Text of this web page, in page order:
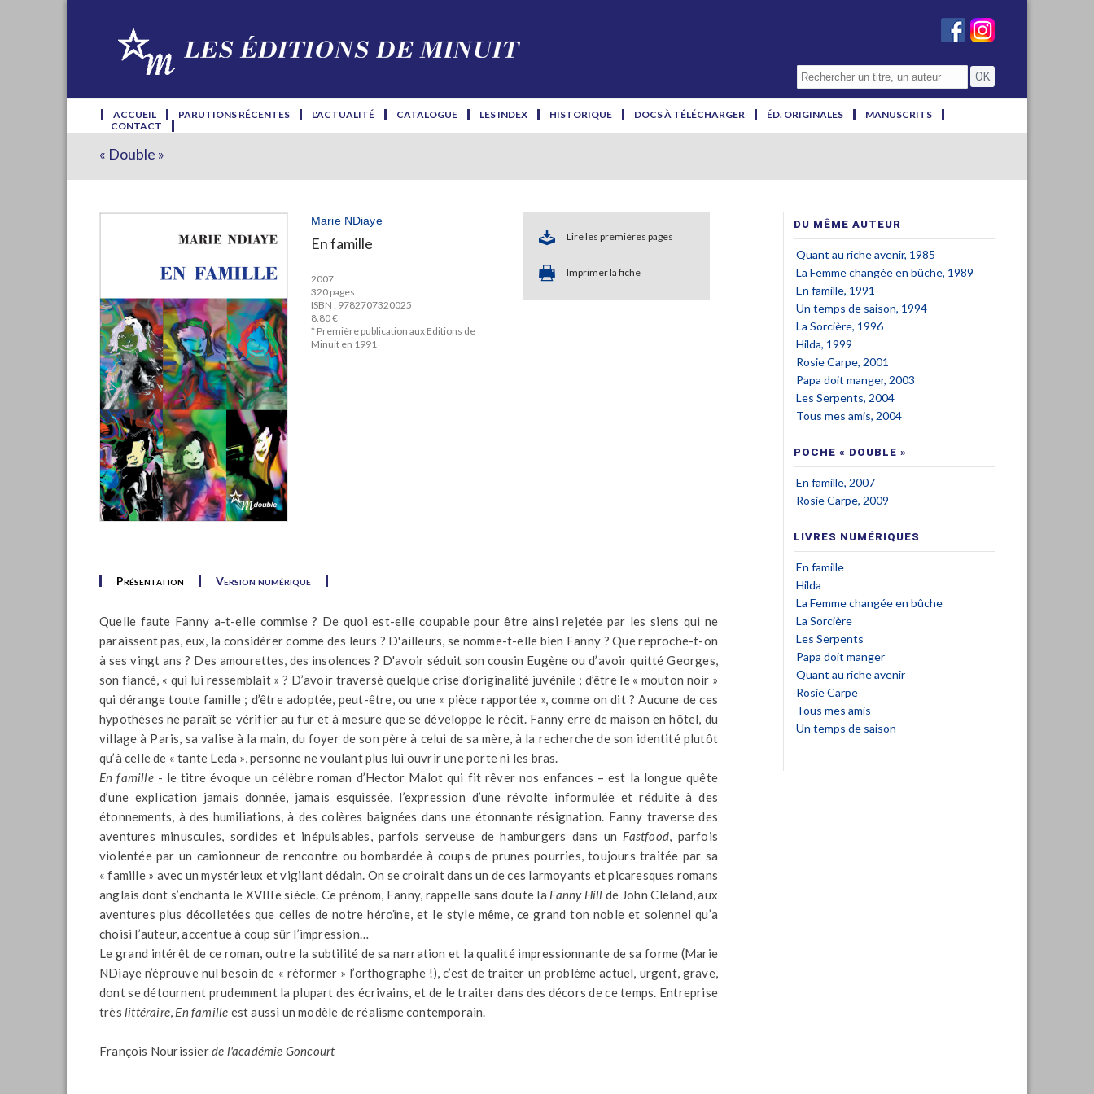
ACCUEIL PARUTIONS RÉCENTES L'ACTUALITÉ CATALOGUE LES INDEX HISTORIQUE DOCS À TÉLÉCHARGER ÉD. ORIGINALES
MANUSCRITS
CONTACT
« Double »
Marie NDiaye
En famille
2007
320 pages
ISBN : 9782707320025
8.80 €
* Première publication aux Editions de
Minuit en 1991
Lire les premières pages
Imprimer la fiche
Présentation Version numérique
Quelle faute Fanny a-t-elle commise ? De quoi est-elle coupable pour être ainsi rejetée par les siens qui ne
paraissent pas, eux, la considérer comme des leurs ? D'ailleurs, se nomme-t-elle bien Fanny ? Que reproche-t-on
à ses vingt ans ? Des amourettes, des insolences ? D'avoir séduit son cousin Eugène ou d’avoir quitté Georges,
son fiancé, « qui lui ressemblait » ? D’avoir traversé quelque crise d’originalité juvénile ; d’être le « mouton noir »
qui dérange toute famille ; d’être adoptée, peut-être, ou une « pièce rapportée », comme on dit ? Aucune de ces
hypothèses ne paraît se vérifier au fur et à mesure que se développe le récit. Fanny erre de maison en hôtel, du
village à Paris, sa valise à la main, du foyer de son père à celui de sa mère, à la recherche de son identité plutôt
qu’à celle de « tante Leda », personne ne voulant plus lui ouvrir une porte ni les bras.
En famille- le titre évoque un célèbre roman d’Hector Malot qui fit rêver nos enfances – est la longue quête
d’une explication jamais donnée, jamais esquissée, l’expression d’une révolte informulée et réduite à des
étonnements, à des humiliations, à des colères baignées dans une étonnante résignation. Fanny traverse des
aventures minuscules, sordides et inépuisables, parfois serveuse de hamburgers dans un Fastfood , parfois
violentée par un camionneur de rencontre ou bombardée à coups de prunes pourries, toujours traitée par sa
« famille » avec un mystérieux et vigilant dédain. On se croirait dans un de ces larmoyants et picaresques romans
anglais dont s’enchanta le XVIIIe siècle. Ce prénom, Fanny, rappelle sans doute la Fanny Hill de John Cleland, aux
aventures plus décolletées que celles de notre héroïne, et le style même, ce grand ton noble et solennel qu’a
choisi l’auteur, accentue à coup sûr l’impression…
Le grand intérêt de ce roman, outre la subtilité de sa narration et la qualité impressionnante de sa forme (Marie
NDiaye n’éprouve nul besoin de « réformer » l’orthographe !), c’est de traiter un problème actuel, urgent, grave,
dont se détournent prudemment la plupart des écrivains, et de le traiter dans des décors de ce temps. Entreprise
très littéraire En famille est aussi un modèle de réalisme contemporain.
François Nourissierde l'académie Goncourt
DU MÊME AUTEUR
Quant au riche avenir, 1985
La Femme changée en bûche, 1989
En famille, 1991
Un temps de saison, 1994
La Sorcière, 1996
Hilda, 1999
Rosie Carpe, 2001
Papa doit manger, 2003
Les Serpents, 2004
Tous mes amis, 2004
POCHE « DOUBLE »
En famille, 2007
Rosie Carpe, 2009
LIVRES NUMÉRIQUES
En famille
Hilda
La Femme changée en bûche
La Sorcière
Les Serpents
Papa doit manger
Quant au riche avenir
Rosie Carpe
Tous mes amis
Un temps de saison